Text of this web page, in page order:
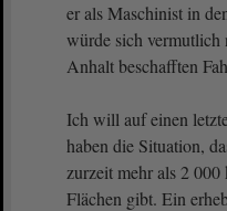
er als Maschinist in
würde sich vermutlich
Anhalt beschafften
Ich will auf einen
haben die Situation,
zurzeit mehr als 2
Flächen gibt. Ein